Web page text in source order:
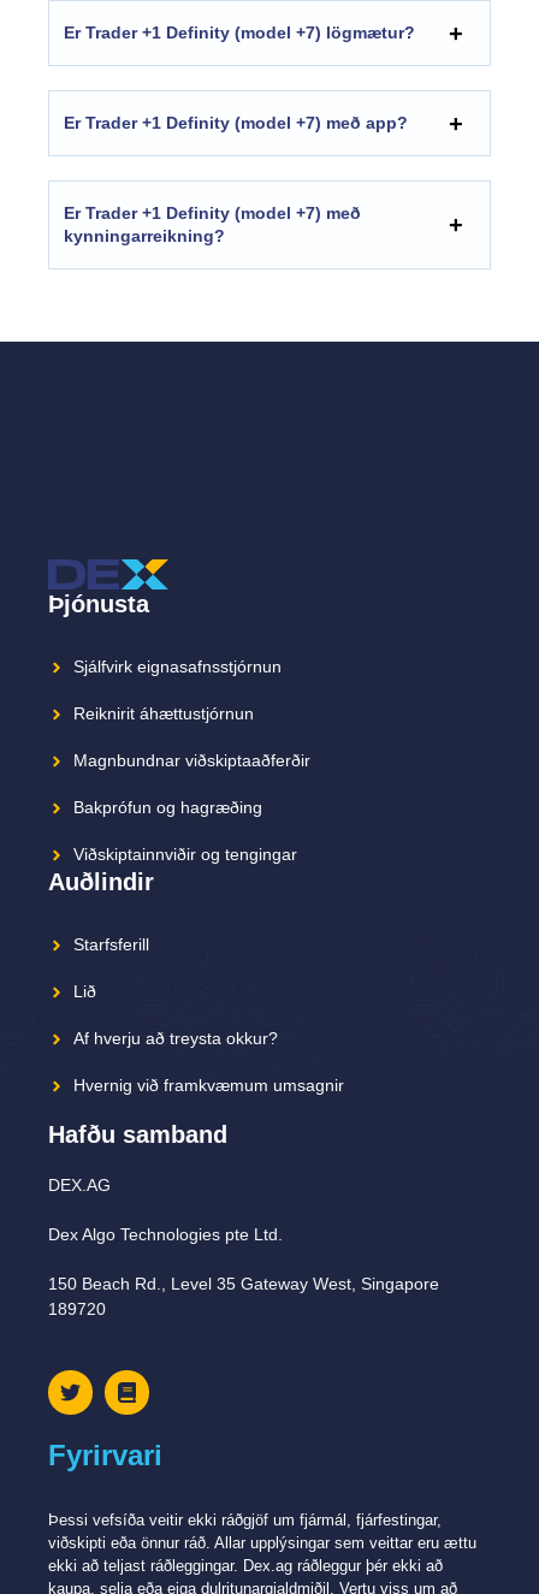
Er Trader +1 Definity (model +7) lögmætur?
Er Trader +1 Definity (model +7) með app?
Er Trader +1 Definity (model +7) með
kynningarreikning?
Þjónusta
Sjálfvirk eignasafnsstjórnun
Reiknirit áhættustjórnun
Magnbundnar viðskiptaaðferðir
Bakprófun og hagræðing
Viðskiptainnviðir og tengingar
Auðlindir
Starfsferill
Lið
Af hverju að treysta okkur?
Hvernig við framkvæmum umsagnir
Hafðu samband
DEX.AG
Dex Algo Technologies pte Ltd.
150 Beach Rd., Level 35 Gateway West, Singapore
189720
Fyrirvari
Þessi vefsíða veitir ekki ráðgjöf um fjármál, fjárfestingar,
viðskipti eða önnur ráð. Allar upplýsingar sem veittar eru ættu
ekki að teljast ráðleggingar. Dex.ag ráðleggur þér ekki að
kaupa, selja eða eiga dulritunargjaldmiðil. Vertu viss um að